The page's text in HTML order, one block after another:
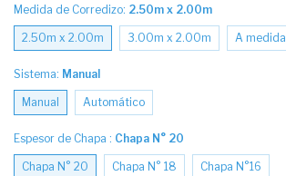
Medida de Corredizo: 2.50m x 2.00m
2.50m x 2.00m 3.00m x 2.00m A medida
Sistema: Manual
Manual Automático
Espesor de Chapa : Chapa N° 20
Chapa N° 20 Chapa N° 18 Chapa N°16